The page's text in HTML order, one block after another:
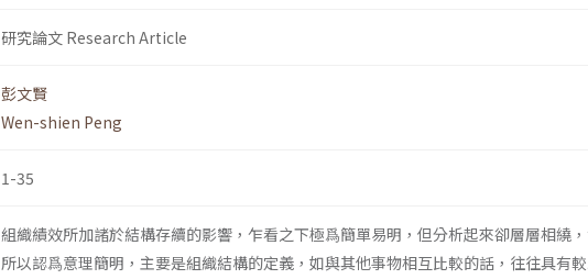
研究論文 Research Article
彭文賢
Wen-shien Peng
1-35
組織績效所加諸於結構存續的影響，乍看之下極爲簡單易明，但分析起來卻層層相繞
所以認爲意理簡明，主要是組織結構的定義，如與其他事物相互比較的話，往往具有